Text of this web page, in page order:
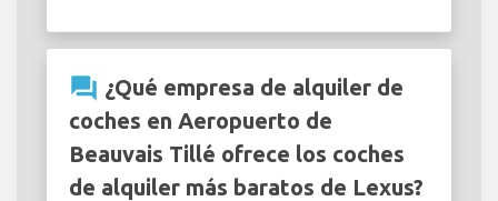
question_answer ¿Qué empresa de alquiler de
coches en Aeropuerto de
Beauvais Tillé ofrece los coches
de alquiler más baratos de Lexus?